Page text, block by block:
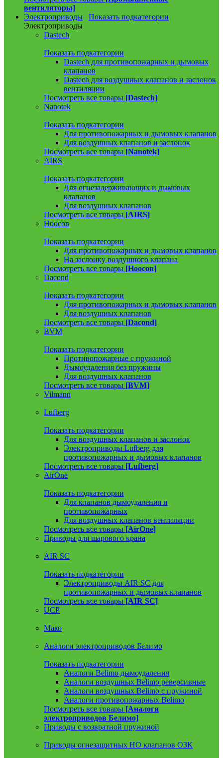
вентиляторы]
Электроприводы
Показать подкатегории
Электроприводы
Dastech
Показать подкатегории
Dastech для противопожарных и дымовых
клапанов
Dastech для воздушных клапанов и заслонок
вентиляции
Посмотреть все товары [Dastech]
Nanotek
Показать подкатегории
Для противопожарных и дымовых клапанов
Для воздушных клапанов и заслонок
Посмотреть все товары [Nanotek]
AIRS
Показать подкатегории
Для огнезадерживающих и дымовых
клапанов
Для воздушных клапанов
Посмотреть все товары [AIRS]
Hoocon
Показать подкатегории
Для противопожарных и дымовых клапанов
На заслонку воздушного клапана
Посмотреть все товары [Hoocon]
Dacond
Показать подкатегории
Для противопожарных и дымовых клапанов
Для воздушных клапанов
Посмотреть все товары [Dacond]
BVM
Показать подкатегории
Противопожарные с пружиной
Дымоудаления без пружины
Для воздушных клапанов
Посмотреть все товары [BVM]
Vilmann
Lufberg
Показать подкатегории
Для воздушных клапанов и заслонок
Электроприводы Lufberg для
противопожарных и дымовых клапанов
Посмотреть все товары [Lufberg]
AirOne
Показать подкатегории
Для клапанов дымоудаления и
противопожарных
Для воздушных клапанов вентиляции
Посмотреть все товары [AirOne]
Приводы для шарового крана
AIR SC
Показать подкатегории
Электроприводы AIR SC для
противопожарных и дымовых клапанов
Посмотреть все товары [AIR SC]
UCP
Мако
Аналоги электроприводов Белимо
Показать подкатегории
Аналоги Belimo дымоудаления
Аналоги воздушных Belimo реверсивные
Аналоги воздушных Belimo с пружиной
Аналоги противопожарных Belimo
Посмотреть все товары [Аналоги
электроприводов Белимо]
Приводы с возвратной пружиной
Приводы огнезащитных НО клапанов ОЗК